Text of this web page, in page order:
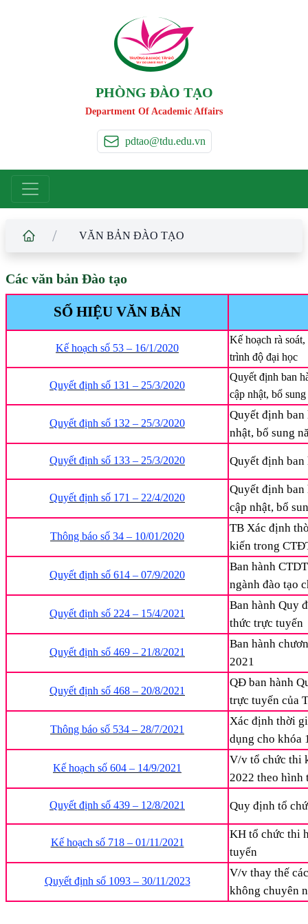
TRƯỜNG ĐẠI HỌC TÂY ĐÔ
TAY DO UNIVERSIT Y
PHÒNG ĐÀO TẠO
Department Of Academic Affairs
pdtao@tdu.edu.vn
/ VĂN BẢN ĐÀO TẠO
Các văn bản Đào tạo
SỐ HIỆU VĂN BẢN
Kế hoạch số 53 – 16/1/2020
Kế hoạch rà
trình độ đại học
Quyết định số 131 – 25/3/2020
Quyết định ban
cập nhật, bổ
Quyết định số 132 – 25/3/2020
Quyết định
nhật, bổ sung
Quyết định số 133 – 25/3/2020 Quyết định ban
Quyết định số 171 – 22/4/2020
Quyết định
cập nhật, bổ
Thông báo số 34 – 10/01/2020
TB Xác định
kiến trong
Quyết định số 614 – 07/9/2020
Ban hành
ngành đào tạo
Quyết định số 224 – 15/4/2021
Ban hành Quy
thức trực tuyến
Quyết định số 469 – 21/8/2021
Ban hành
2021
Quyết định số 468 – 20/8/2021
QĐ ban hành
trực tuyến của
Thông báo số 534 – 28/7/2021
Xác định thời
dụng cho khóa
Kế hoạch số 604 – 14/9/2021
V/v tổ chức thi
2022 theo hình
Quyết định số 439 – 12/8/2021 Quy định tổ
Kế hoạch số 718 – 01/11/2021
KH tổ chức thi
tuyến
Quyết định số 1093 – 30/11/2023
V/v thay thế
không chuyên